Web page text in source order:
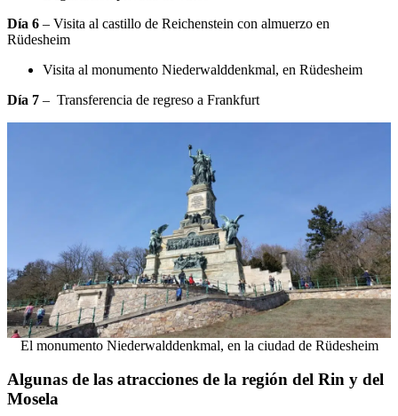
Día 6 – Visita al castillo de Reichenstein con almuerzo en
Rüdesheim
Visita al monumento Niederwalddenkmal, en Rüdesheim
Día 7 – Transferencia de regreso a Frankfurt
El monumento Niederwalddenkmal, en la ciudad de Rüdesheim
Algunas de las atracciones de la región del Rin y del
Mosela